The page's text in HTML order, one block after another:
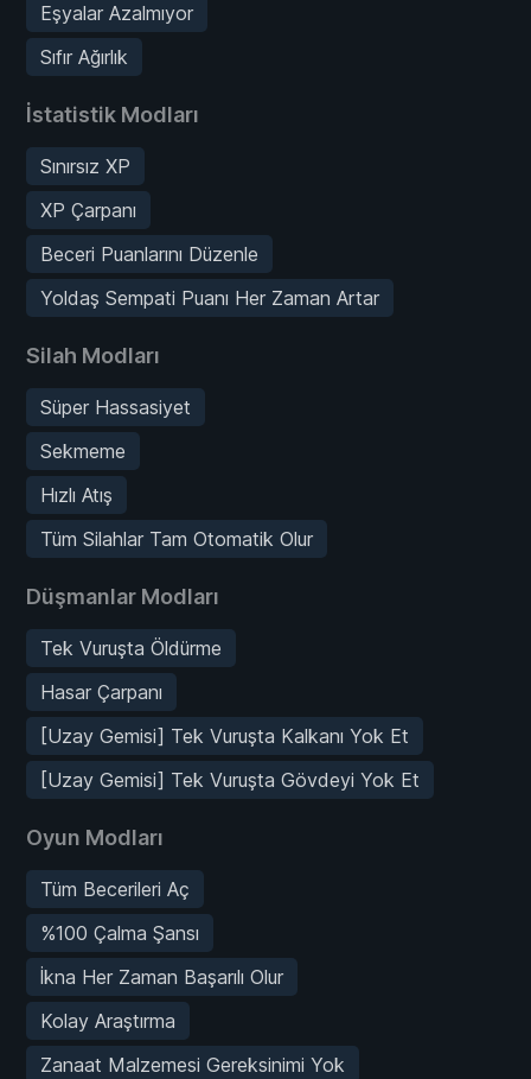
Eşyalar Azalmıyor
Sıfır Ağırlık
İstatistik Modları
Sınırsız XP
XP Çarpanı
Beceri Puanlarını Düzenle
Yoldaş Sempati Puanı Her Zaman Artar
Silah Modları
Süper Hassasiyet
Sekmeme
Hızlı Atış
Tüm Silahlar Tam Otomatik Olur
Düşmanlar Modları
Tek Vuruşta Öldürme
Hasar Çarpanı
[Uzay Gemisi] Tek Vuruşta Kalkanı Yok Et
[Uzay Gemisi] Tek Vuruşta Gövdeyi Yok Et
Oyun Modları
Tüm Becerileri Aç
%100 Çalma Şansı
İkna Her Zaman Başarılı Olur
Kolay Araştırma
Zanaat Malzemesi Gereksinimi Yok